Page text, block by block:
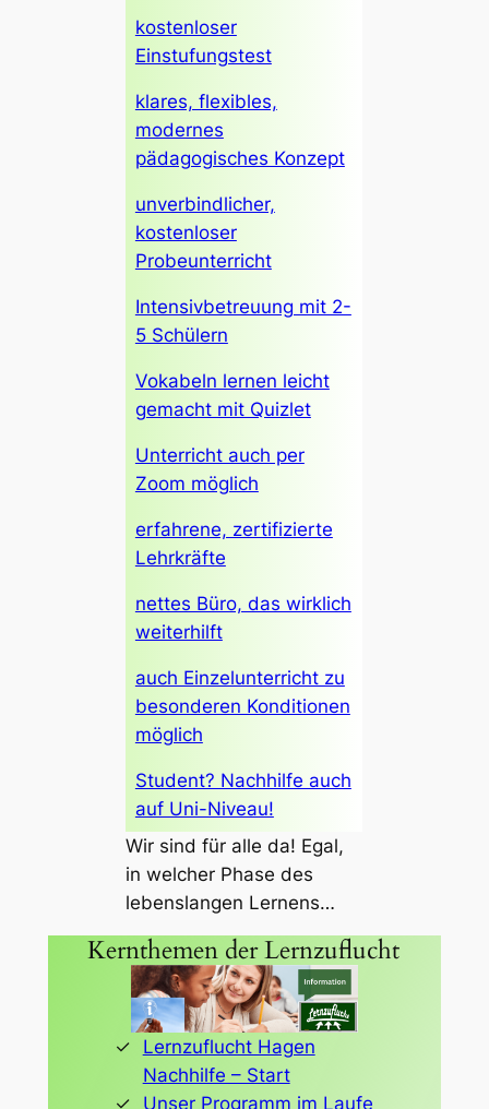
kostenloser
Einstufungstest
klares, flexibles,
modernes
pädagogisches Konzept
unverbindlicher,
kostenloser
Probeunterricht
Intensivbetreuung mit 2-
5 Schülern
Vokabeln lernen leicht
gemacht mit Quizlet
Unterricht auch per
Zoom möglich
erfahrene, zertifizierte
Lehrkräfte
nettes Büro, das wirklich
weiterhilft
auch Einzelunterricht zu
besonderen Konditionen
möglich
Student? Nachhilfe auch
auf Uni-Niveau!
Wir sind für alle da! Egal,
in welcher Phase des
lebenslangen Lernens…
Kernthemen der Lernzuflucht
Lernzuflucht Hagen
Nachhilfe – Start
Unser Programm im Laufe